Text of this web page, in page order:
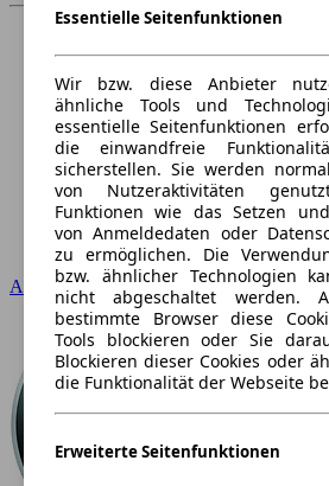
Audi
Essentielle Seitenfunktionen
Wir bzw. diese Anbieter
ähnliche Tools und
essentielle Seitenfunktionen
die einwandfreie
sicherstellen. Sie werden
von Nutzeraktivitäten
Funktionen wie das Setzen
von Anmeldedaten oder
zu ermöglichen. Die
bzw. ähnlicher Technologien
nicht abgeschaltet werden.
bestimmte Browser diese
Tools blockieren oder Sie
Blockieren dieser Cookies oder
die Funktionalität der Webseite
Erweiterte Seitenfunktionen